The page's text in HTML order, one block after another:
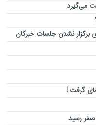
برگزار نشدن جلسات خبرگان
گرفت !
رسید